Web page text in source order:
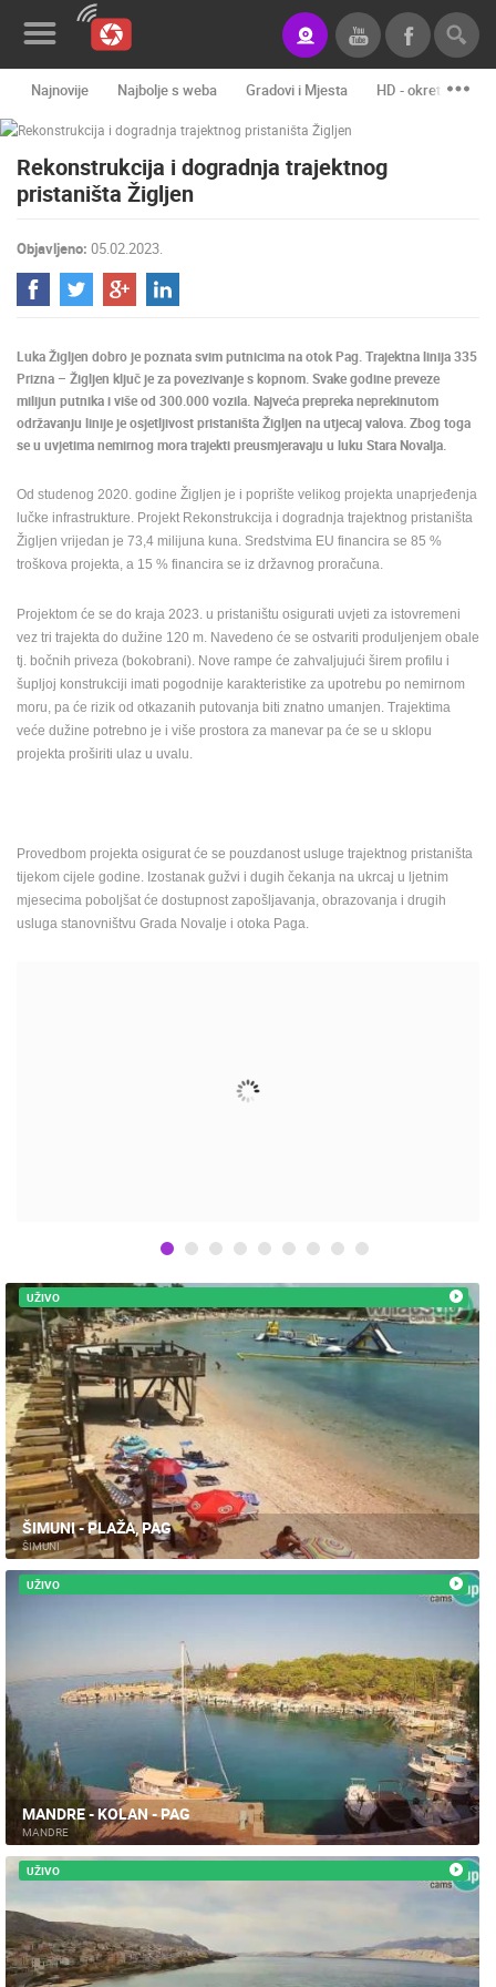
Novosti&Blog
Kategorije
Event&Site
Izdvojeno
Povijest
Karta
NAS
MEDIJI O
NAGRADE I
DONACIJE
ZA NOVE
WEB
KAMERE
TERMS OF
USE
BANERI
Najnovije Najbolje s weba Gradovi i Mjesta HD - okretne
Rekonstrukcija i dogradnja trajektnog
pristaništa Žigljen
Objavljeno: 05.02.2023.
Luka Žigljen dobro je poznata svim putnicima na otok Pag. Trajektna linija 335
Prizna – Žigljen ključ je za povezivanje s kopnom. Svake godine preveze
milijun putnika i više od 300.000 vozila. Najveća prepreka neprekinutom
održavanju linije je osjetljivost pristaništa Žigljen na utjecaj valova. Zbog toga
se u uvjetima nemirnog mora trajekti preusmjeravaju u luku Stara Novalja.
Od studenog 2020. godine Žigljen je i poprište velikog projekta unaprjeđenja
lučke infrastrukture. Projekt Rekonstrukcija i dogradnja trajektnog pristaništa
Žigljen vrijedan je 73,4 milijuna kuna. Sredstvima EU financira se 85 %
troškova projekta, a 15 % financira se iz državnog proračuna.
Projektom će se do kraja 2023. u pristaništu osigurati uvjeti za istovremeni
vez tri trajekta do dužine 120 m. Navedeno će se ostvariti produljenjem obale
tj. bočnih priveza (bokobrani). Nove rampe će zahvaljujući širem profilu i
šupljoj konstrukciji imati pogodnije karakteristike za upotrebu po nemirnom
moru, pa će rizik od otkazanih putovanja biti znatno umanjen. Trajektima
veće dužine potrebno je i više prostora za manevar pa će se u sklopu
projekta proširiti ulaz u uvalu.
Provedbom projekta osigurat će se pouzdanost usluge trajektnog pristaništa
tijekom cijele godine. Izostanak gužvi i dugih čekanja na ukrcaj u ljetnim
mjesecima poboljšat će dostupnost zapošljavanja, obrazovanja i drugih
usluga stanovništvu Grada Novalje i otoka Paga.
UŽIVO
ŠIMUNI - PLAŽA, PAG
ŠIMUNI
UŽIVO
MANDRE - KOLAN - PAG
MANDRE
UŽIVO